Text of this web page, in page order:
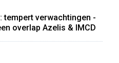
tempert verwachtingen -
overlap Azelis & IMCD